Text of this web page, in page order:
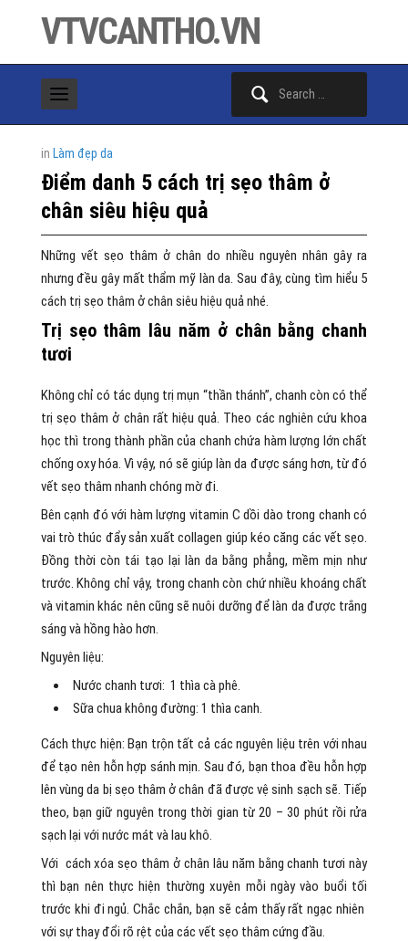
VTVCANTHO.VN
in Làm đẹp da
Điểm danh 5 cách trị sẹo thâm ở
chân siêu hiệu quả
Những vết sẹo thâm ở chân do nhiều nguyên nhân gây ra
nhưng đều gây mất thẩm mỹ làn da. Sau đây, cùng tìm hiểu 5
cách trị sẹo thâm ở chân siêu hiệu quả nhé.
Trị sẹo thâm lâu năm ở chân bằng chanh
tươi
Không chỉ có tác dụng trị mụn “thần thánh”, chanh còn có thể
trị sẹo thâm ở chân rất hiệu quả. Theo các nghiên cứu khoa
học thì trong thành phần của chanh chứa hàm lượng lớn chất
chống oxy hóa. Vì vậy, nó sẽ giúp làn da được sáng hơn, từ đó
vết sẹo thâm nhanh chóng mờ đi.
Bên cạnh đó với hàm lượng vitamin C dồi dào trong chanh có
vai trò thúc đẩy sản xuất collagen giúp kéo căng các vết sẹo.
Đồng thời còn tái tạo lại làn da bằng phẳng, mềm mịn như
trước. Không chỉ vậy, trong chanh còn chứ nhiều khoáng chất
và vitamin khác nên cũng sẽ nuôi dưỡng để làn da được trắng
sáng và hồng hào hơn.
Nguyên liệu:
Nước chanh tươi: 1 thìa cà phê.
Sữa chua không đường: 1 thìa canh.
Cách thực hiện: Bạn trộn tất cả các nguyên liệu trên với nhau
để tạo nên hỗn hợp sánh mịn. Sau đó, bạn thoa đều hỗn hợp
lên vùng da bị sẹo thâm ở chân đã được vệ sinh sạch sẽ. Tiếp
theo, bạn giữ nguyên trong thời gian từ 20 – 30 phút rồi rửa
sạch lại với nước mát và lau khô.
Với cách xóa sẹo thâm ở chân lâu năm bằng chanh tươi này
thì bạn nên thực hiện thường xuyên mỗi ngày vào buổi tối
trước khi đi ngủ. Chắc chắn, bạn sẽ cảm thấy rất ngạc nhiên
với sự thay đổi rõ rệt của các vết sẹo thâm cứng đầu.